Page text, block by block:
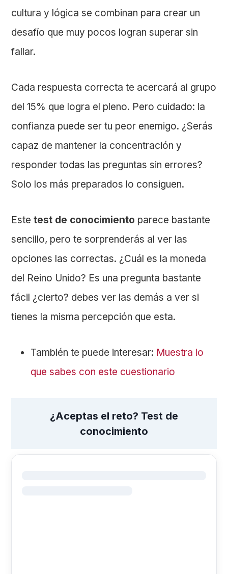
cultura y lógica se combinan para crear un
desafío que muy pocos logran superar sin
fallar.
Cada respuesta correcta te acercará al grupo
del 15% que logra el pleno. Pero cuidado: la
confianza puede ser tu peor enemigo. ¿Serás
capaz de mantener la concentración y
responder todas las preguntas sin errores?
Solo los más preparados lo consiguen.
Estetest de conocimiento parece bastante
sencillo, pero te sorprenderás al ver las
opciones las correctas. ¿Cuál es la moneda
del Reino Unido? Es una pregunta bastante
fácil ¿cierto? debes ver las demás a ver si
tienes la misma percepción que esta.
También te puede interesar: Muestra lo
que sabes con este cuestionario
¿Aceptas el reto? Test de
conocimiento